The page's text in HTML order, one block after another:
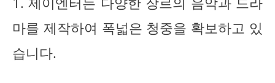
마를 제작하여 폭넓은 청중을 확보하고 있
습니다.